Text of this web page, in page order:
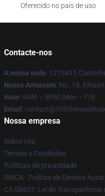
Oferecido no país de uso
Contacte-nos
A nossa sede: 1219415
Nosso Armazém: No. 18,
Hour: 9AM – 5PM (Mon – Fri)
Email :
Nossa empresa
Sobre nós
Termos e Condições
Políticas de privacidade
DMCA - Política de Direitos
CA SB657: Lei de